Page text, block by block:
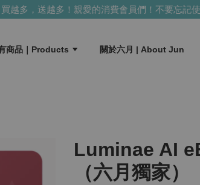
多，送越多！親愛的消費會員們！不要忘記使
商品｜Products 關於六月 | About Jun
Luminae AI
（六月獨家）